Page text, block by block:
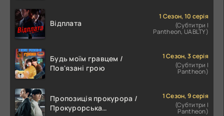
Відплата
1 Сезон, 10 серія
(Субтитри |
Pantheon, UABLTY)
Будь моїм гравцем /
Пов'язані грою
1 Сезон, 3 серія
(Субтитри |
Pantheon)
Пропозиція прокурора /
Прокурорська
1 Сезон, 9 серія
(Субтитри |
Pantheon)